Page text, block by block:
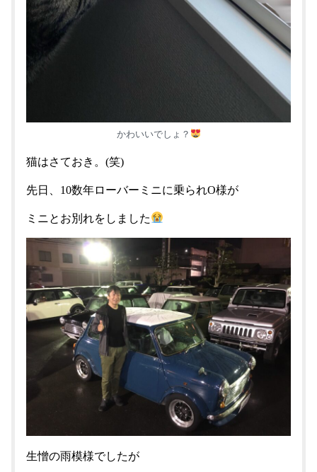
かわいいでしょ？
猫はさておき。(笑)
先日、10数年ローバーミニに乗られO様が
ミニとお別れをしました
生憎の雨模様でしたが